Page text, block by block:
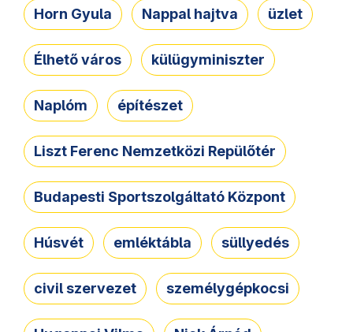
Horn Gyula Nappal hajtva üzlet
Élhető város külügyminiszter
Naplóm építészet
Liszt Ferenc Nemzetközi Repülőtér
Budapesti Sportszolgáltató Központ
Húsvét emléktábla süllyedés
civil szervezet személygépkocsi